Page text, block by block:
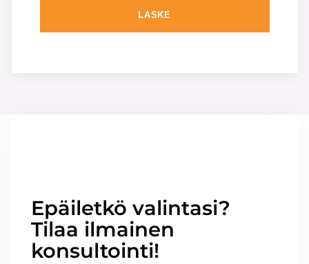
LASKE
Epäiletkö valintasi?
Tilaa ilmainen
konsultointi!